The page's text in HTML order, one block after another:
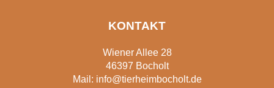
KONTAKT
Wiener Allee 28
46397 Bocholt
Mail: info@tierheimbocholt.de